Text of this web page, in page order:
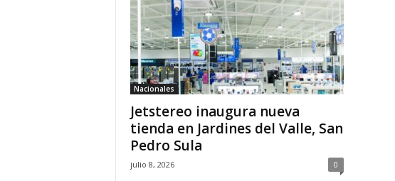
Nacionales
Jetstereo inaugura nueva
tienda en Jardines del Valle, San
Pedro Sula
julio 8, 2026 0